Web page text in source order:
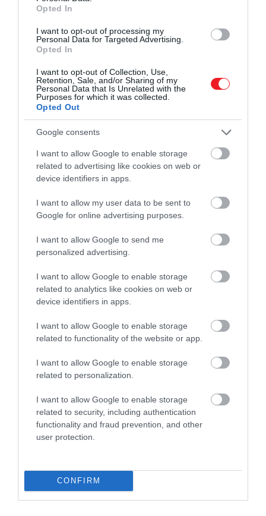
Opted In
I want to opt-out of processing my
Personal Data for Targeted Advertising.
Opted In
I want to opt-out of Collection, Use,
Retention, Sale, and/or Sharing of my
Personal Data that Is Unrelated with the
Purposes for which it was collected.
Opted Out
Google consents
I want to allow Google to enable storage
related to advertising like cookies on web or
device identifiers in apps.
I want to allow my user data to be sent to
Google for online advertising purposes.
I want to allow Google to send me
personalized advertising.
I want to allow Google to enable storage
related to analytics like cookies on web or
device identifiers in apps.
I want to allow Google to enable storage
related to functionality of the website or app.
I want to allow Google to enable storage
related to personalization.
I want to allow Google to enable storage
related to security, including authentication
functionality and fraud prevention, and other
user protection.
CONFIRM
billenheti a mérleg nyelvét.
A technikai kategóriák dominanciája
Filmtudományi Akadémia tagjainak közel 65
teszik ki azok a szakemberek, akik a filmművészet
technikai, kreatív oldalán dolgoznak. Ők
a jelmeztervezők, a sminkesek, a zenészek, a
hangmérnökök, a díszlettervezők, akiknek jelentős
beleszólásuk van abba, hogy melyik filmek lesznek a
díjátadók nagy nyertesei.
És a fent említett kategóriákban aWickedegytől
fenomenális teljesítményt nyújt, ami a végső döntés
meghozatalánál jól jöhet a filmnek.
A film két főszereplője,
Ariana Grande és Cynthia
személye – sokak félelmével ellentétben –